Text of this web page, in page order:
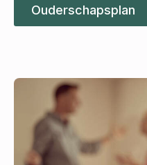
Ouderschapsplan